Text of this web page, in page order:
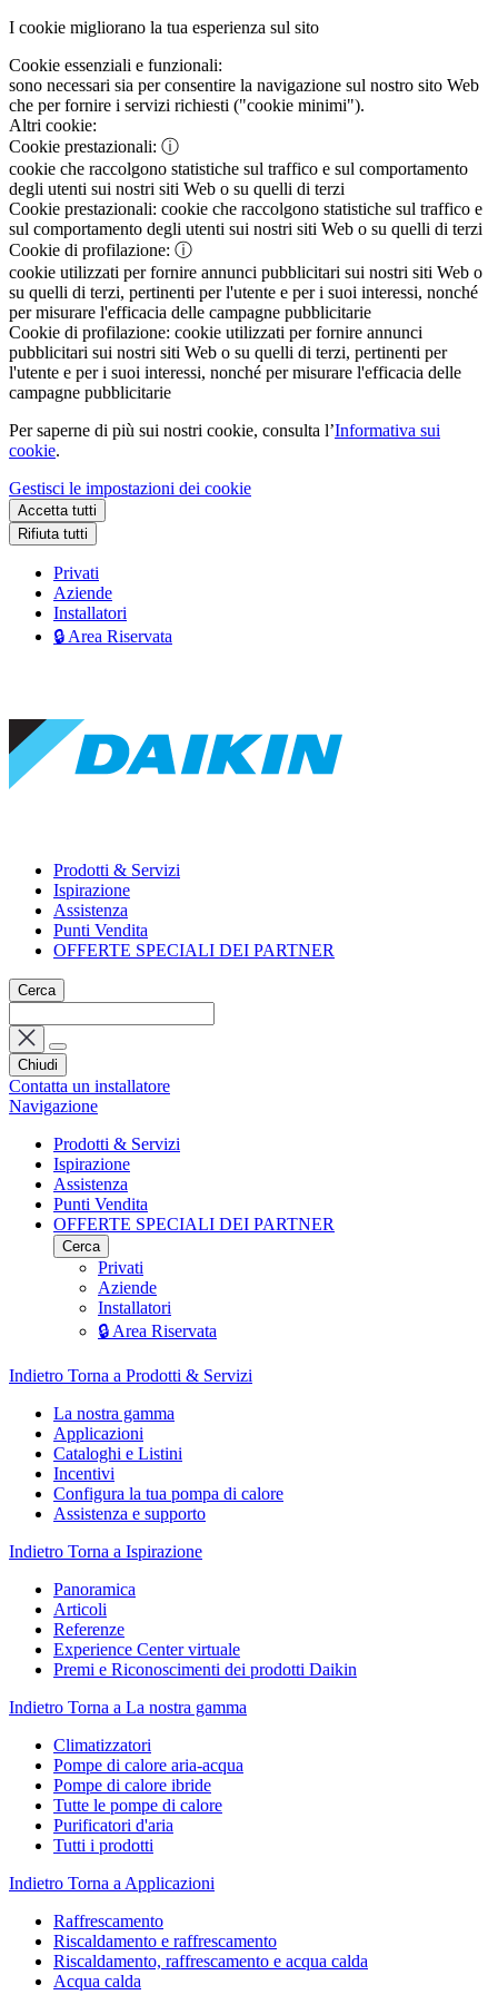
I cookie migliorano la tua esperienza sul sito
Cookie essenziali e funzionali:
sono necessari sia per consentire la navigazione sul nostro sito Web
che per fornire i servizi richiesti ("cookie minimi").
Altri cookie:
Cookie prestazionali: ⓘ
cookie che raccolgono statistiche sul traffico e sul comportamento
degli utenti sui nostri siti Web o su quelli di terzi
Cookie prestazionali: cookie che raccolgono statistiche sul traffico e
sul comportamento degli utenti sui nostri siti Web o su quelli di terzi
Cookie di profilazione: ⓘ
cookie utilizzati per fornire annunci pubblicitari sui nostri siti Web o
su quelli di terzi, pertinenti per l'utente e per i suoi interessi, nonché
per misurare l'efficacia delle campagne pubblicitarie
Cookie di profilazione: cookie utilizzati per fornire annunci
pubblicitari sui nostri siti Web o su quelli di terzi, pertinenti per
l'utente e per i suoi interessi, nonché per misurare l'efficacia delle
campagne pubblicitarie
Per saperne di più sui nostri cookie, consulta l’Informativa sui
cookie.
Gestisci le impostazioni dei cookie
Accetta tutti
Rifiuta tutti
Privati
Aziende
Installatori
🔒 Area Riservata
Prodotti & Servizi
Ispirazione
Assistenza
Punti Vendita
OFFERTE SPECIALI DEI PARTNER
Cerca
Chiudi
Contatta un installatore
Navigazione
Prodotti & Servizi
Ispirazione
Assistenza
Punti Vendita
OFFERTE SPECIALI DEI PARTNER
Cerca
Privati
Aziende
Installatori
🔒 Area Riservata
Indietro Torna a Prodotti & Servizi
La nostra gamma
Applicazioni
Cataloghi e Listini
Incentivi
Configura la tua pompa di calore
Assistenza e supporto
Indietro Torna a Ispirazione
Panoramica
Articoli
Referenze
Experience Center virtuale
Premi e Riconoscimenti dei prodotti Daikin
Indietro Torna a La nostra gamma
Climatizzatori
Pompe di calore aria-acqua
Pompe di calore ibride
Tutte le pompe di calore
Purificatori d'aria
Tutti i prodotti
Indietro Torna a Applicazioni
Raffrescamento
Riscaldamento e raffrescamento
Riscaldamento, raffrescamento e acqua calda
Acqua calda